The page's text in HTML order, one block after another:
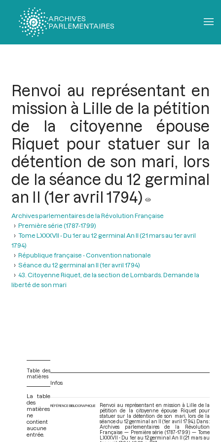
ARCHIVES
PARLEMENTAIRES
Renvoi au représentant en
mission à Lille de la pétition
de la citoyenne épouse
Riquet pour statuer sur la
détention de son mari, lors
de la séance du 12 germinal
an II (1er avril 1794)
Archives parlementaires de la Révolution Française
Première série (1787-1799)
Tome LXXXVII - Du 1er au 12 germinal An II (21 mars au 1er avril
1794)
République française - Convention nationale
Séance du 12 germinal an II (1er avril 1794)
43. Citoyenne Riquet, de la section de Lombards. Demande la
liberté de son mari
Table des
matières
La table
des
matières
ne
contient
aucune
entrée.
Infos
RÉFÉRENCE BIBLIOGRAPHIQUE
Renvoi au représentant en mission à Lille de la
pétition de la citoyenne épouse Riquet pour
statuer sur la détention de son mari, lors de la
séance du 12 germinal an II (1er avril 1794). Dans :
Archives parlementaires de la Révolution
Française — Première série (1787-1799) — Tome
LXXXVII - Du 1er au 12 germinal An II (21 mars au